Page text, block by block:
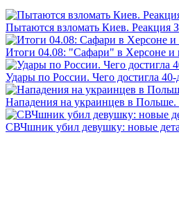
Пытаются взломать Киев. Реакция
Итоги 04.08: "Сафари" в Херсоне и
Удары по России. Чего достигла
Нападения на украинцев в
СВЧшник убил девушку: новые